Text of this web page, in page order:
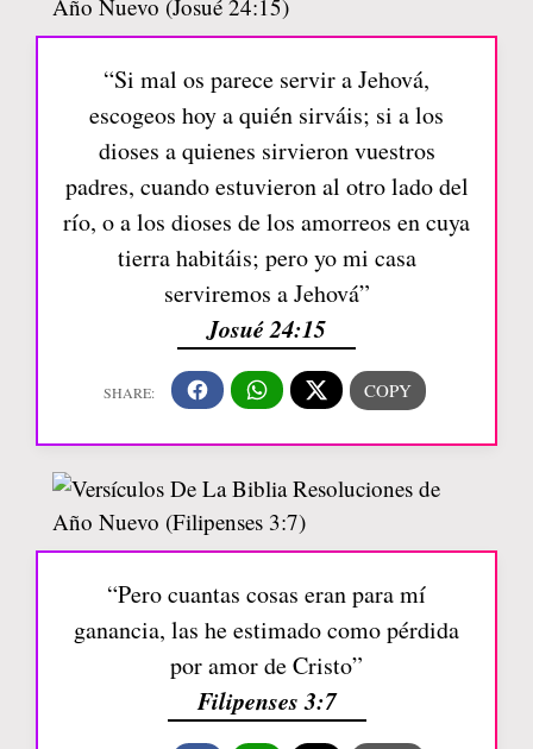
“Si mal os parece servir a Jehová,
escogeos hoy a quién sirváis; si a los
dioses a quienes sirvieron vuestros
padres, cuando estuvieron al otro lado del
río, o a los dioses de los amorreos en cuya
tierra habitáis; pero yo mi casa
serviremos a Jehová”
Josué 24:15
“Pero cuantas cosas eran para mí
ganancia, las he estimado como pérdida
por amor de Cristo”
Filipenses 3:7